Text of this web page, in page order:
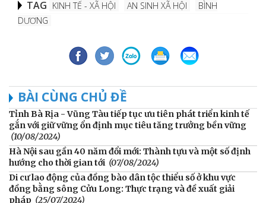
TAG KINH TẾ - XÃ HỘI AN SINH XÃ HỘI
BÌNH
DƯƠNG
BÀI CÙNG CHỦ ĐỀ
Tỉnh Bà Rịa - Vũng Tàu tiếp tục ưu tiên phát triển kinh tế
gắn với giữ vững ổn định mục tiêu tăng trưởng bền vững
(10/08/2024)
Hà Nội sau gần 40 năm đổi mới: Thành tựu và một số định
hướng cho thời gian tới (07/08/2024)
Di cư lao động của đồng bào dân tộc thiểu số ở khu vực
đồng bằng sông Cửu Long: Thực trạng và đề xuất giải
pháp (25/07/2024)